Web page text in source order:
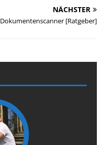
NÄCHSTER
[Ratgeber]